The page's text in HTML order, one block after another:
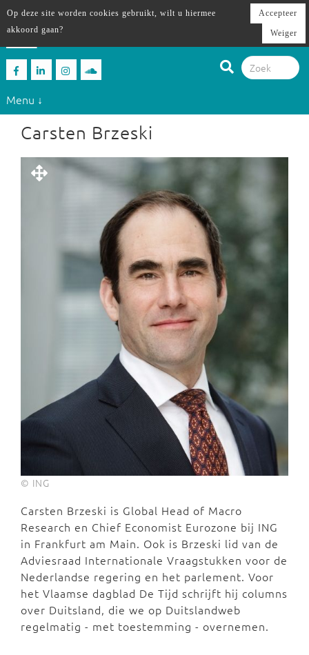
Menu ↓
Carsten Brzeski
© ING
Carsten Brzeski is Global Head of Macro
Research en Chief Economist Eurozone bij ING
in Frankfurt am Main. Ook is Brzeski lid van de
Adviesraad Internationale Vraagstukken voor de
Nederlandse regering en het parlement. Voor
het Vlaamse dagblad De Tijd schrijft hij columns
over Duitsland, die we op Duitslandweb
regelmatig - met toestemming - overnemen.
Op deze site worden cookies gebruikt, wilt u hiermee
akkoord gaan?
Accepteer
Weiger